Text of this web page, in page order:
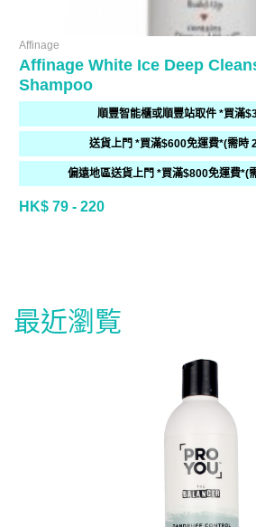
Affinage
Affinage White Ice Deep
Shampoo
順豐智能櫃或順豐站取件 *買滿
送貨上門 *買滿$600免運費*(需時
偏遠地區送貨上門 *買滿$800免運費*(
HK$ 79 - 220
最近瀏覧